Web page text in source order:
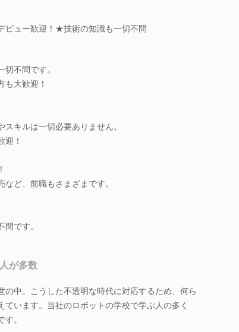
ビュー歓迎！★技術の知識も一切不問
不問です。
も大歓迎！
キルは一切必要ありません。
迎！
ど、前職もさまざまです。
です。
が多数
中。こうした不透明な時代に対応するため、何ら
います。当社のロボットの学校で学ぶ人の多く
。